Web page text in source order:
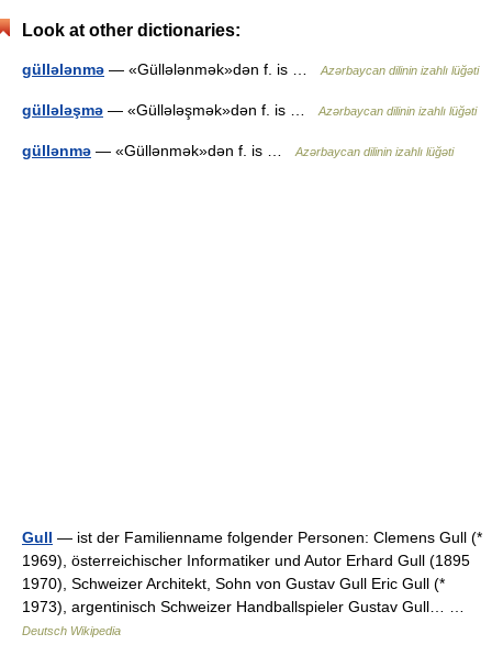
Look at other dictionaries:
güllələnmə — «Güllələnmək»dən f. is … Azərbaycan dilinin izahlı lüğəti
güllələşmə — «Güllələşmək»dən f. is … Azərbaycan dilinin izahlı lüğəti
güllənmə — «Güllənmək»dən f. is … Azərbaycan dilinin izahlı lüğəti
Gull — ist der Familienname folgender Personen: Clemens Gull (*
1969), österreichischer Informatiker und Autor Erhard Gull (1895
1970), Schweizer Architekt, Sohn von Gustav Gull Eric Gull (*
1973), argentinisch Schweizer Handballspieler Gustav Gull… …
Deutsch Wikipedia